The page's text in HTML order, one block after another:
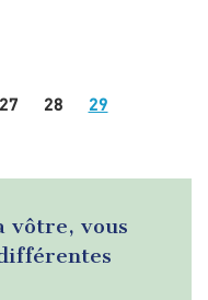
27 28 29
vôtre, vous